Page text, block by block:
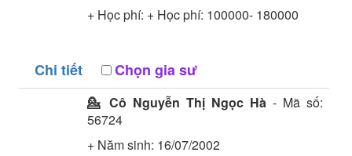
+ Học phí: + Học phí: 100000- 180000
Chi tiết Chọn gia sư
💁 Cô Nguyễn Thị Ngọc Hà- Mã số:
56724
+ Năm sinh: 16/07/2002